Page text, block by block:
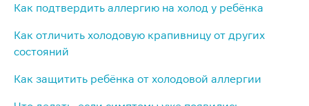
Как подтвердить аллергию на холод у ребёнка
Как отличить холодовую крапивницу от других
состояний
Как защитить ребёнка от холодовой аллергии